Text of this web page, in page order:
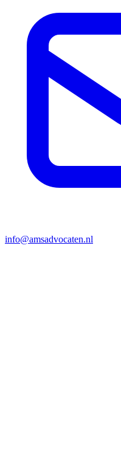
info@amsadvocaten.nl